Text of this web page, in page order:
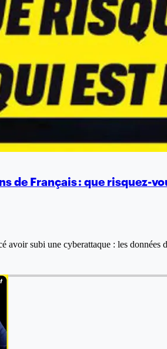
de Français : que risquez-
avoir subi une cyberattaque : les